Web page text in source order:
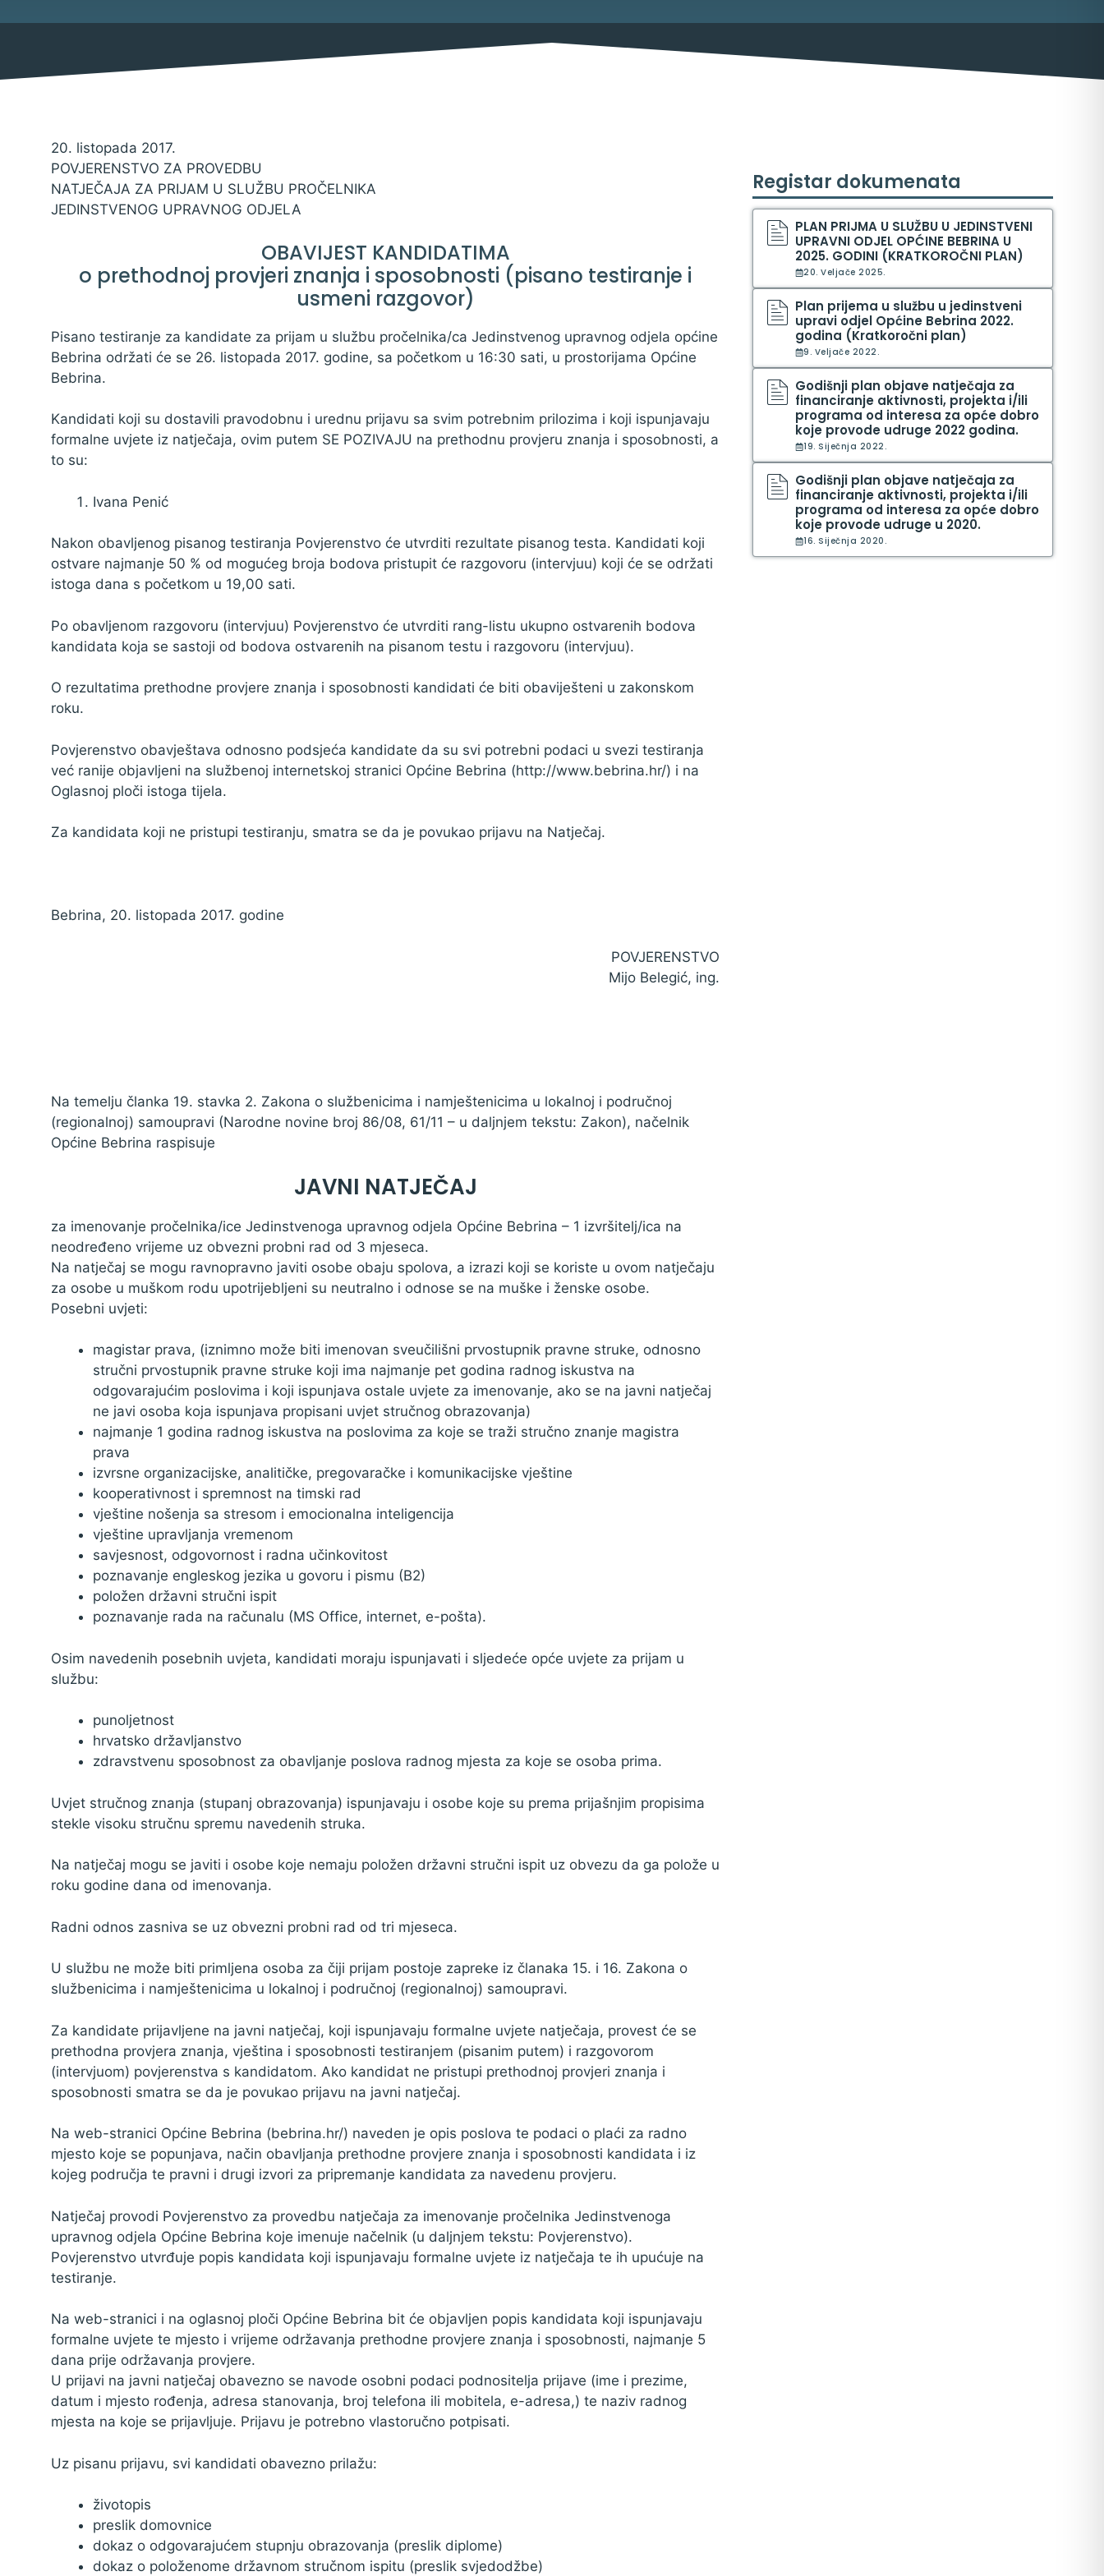
Savjet mladih Općine Bebrina
Imovina
Natječaji za zapošljavanje
Javni pozivi
20. listopada 2017.
POVJERENSTVO ZA PROVEDBU
NATJEČAJA ZA PRIJAM U SLUŽBU PROČELNIKA
JEDINSTVENOG UPRAVNOG ODJELA
OBAVIJEST KANDIDATIMA
o prethodnoj provjeri znanja i sposobnosti (pisano testiranje i
usmeni razgovor)
Pisano testiranje za kandidate za prijam u službu pročelnika/ca Jedinstvenog upravnog odjela općine
Bebrina održati će se 26. listopada 2017. godine, sa početkom u 16:30 sati, u prostorijama Općine
Bebrina.
Kandidati koji su dostavili pravodobnu i urednu prijavu sa svim potrebnim prilozima i koji ispunjavaju
formalne uvjete iz natječaja, ovim putem SE POZIVAJU na prethodnu provjeru znanja i sposobnosti, a
to su:
Ivana Penić
Nakon obavljenog pisanog testiranja Povjerenstvo će utvrditi rezultate pisanog testa. Kandidati koji
ostvare najmanje 50 % od mogućeg broja bodova pristupit će razgovoru (intervjuu) koji će se održati
istoga dana s početkom u 19,00 sati.
Po obavljenom razgovoru (intervjuu) Povjerenstvo će utvrditi rang-listu ukupno ostvarenih bodova
kandidata koja se sastoji od bodova ostvarenih na pisanom testu i razgovoru (intervjuu).
O rezultatima prethodne provjere znanja i sposobnosti kandidati će biti obaviješteni u zakonskom
roku.
Povjerenstvo obavještava odnosno podsjeća kandidate da su svi potrebni podaci u svezi testiranja
već ranije objavljeni na službenoj internetskoj stranici Općine Bebrina (http://www.bebrina.hr/) i na
Oglasnoj ploči istoga tijela.
Za kandidata koji ne pristupi testiranju, smatra se da je povukao prijavu na Natječaj.
Bebrina, 20. listopada 2017. godine
POVJERENSTVO
Mijo Belegić, ing.
Na temelju članka 19. stavka 2. Zakona o službenicima i namještenicima u lokalnoj i područnoj
(regionalnoj) samoupravi (Narodne novine broj 86/08, 61/11 – u daljnjem tekstu: Zakon), načelnik
Općine Bebrina raspisuje
JAVNI NATJEČAJ
za imenovanje pročelnika/ice Jedinstvenoga upravnog odjela Općine Bebrina – 1 izvršitelj/ica na
neodređeno vrijeme uz obvezni probni rad od 3 mjeseca.
Na natječaj se mogu ravnopravno javiti osobe obaju spolova, a izrazi koji se koriste u ovom natječaju
za osobe u muškom rodu upotrijebljeni su neutralno i odnose se na muške i ženske osobe.
Posebni uvjeti:
magistar prava, (iznimno može biti imenovan sveučilišni prvostupnik pravne struke, odnosno
stručni prvostupnik pravne struke koji ima najmanje pet godina radnog iskustva na
odgovarajućim poslovima i koji ispunjava ostale uvjete za imenovanje, ako se na javni natječaj
ne javi osoba koja ispunjava propisani uvjet stručnog obrazovanja)
najmanje 1 godina radnog iskustva na poslovima za koje se traži stručno znanje magistra
prava
izvrsne organizacijske, analitičke, pregovaračke i komunikacijske vještine
kooperativnost i spremnost na timski rad
vještine nošenja sa stresom i emocionalna inteligencija
vještine upravljanja vremenom
savjesnost, odgovornost i radna učinkovitost
poznavanje engleskog jezika u govoru i pismu (B2)
položen državni stručni ispit
poznavanje rada na računalu (MS Office, internet, e-pošta).
Osim navedenih posebnih uvjeta, kandidati moraju ispunjavati i sljedeće opće uvjete za prijam u
službu:
punoljetnost
hrvatsko državljanstvo
zdravstvenu sposobnost za obavljanje poslova radnog mjesta za koje se osoba prima.
Uvjet stručnog znanja (stupanj obrazovanja) ispunjavaju i osobe koje su prema prijašnjim propisima
stekle visoku stručnu spremu navedenih struka.
Na natječaj mogu se javiti i osobe koje nemaju položen državni stručni ispit uz obvezu da ga polože u
roku godine dana od imenovanja.
Radni odnos zasniva se uz obvezni probni rad od tri mjeseca.
U službu ne može biti primljena osoba za čiji prijam postoje zapreke iz članaka 15. i 16. Zakona o
službenicima i namještenicima u lokalnoj i područnoj (regionalnoj) samoupravi.
Za kandidate prijavljene na javni natječaj, koji ispunjavaju formalne uvjete natječaja, provest će se
prethodna provjera znanja, vještina i sposobnosti testiranjem (pisanim putem) i razgovorom
(intervjuom) povjerenstva s kandidatom. Ako kandidat ne pristupi prethodnoj provjeri znanja i
sposobnosti smatra se da je povukao prijavu na javni natječaj.
Na web-stranici Općine Bebrina (bebrina.hr/) naveden je opis poslova te podaci o plaći za radno
mjesto koje se popunjava, način obavljanja prethodne provjere znanja i sposobnosti kandidata i iz
kojeg područja te pravni i drugi izvori za pripremanje kandidata za navedenu provjeru.
Natječaj provodi Povjerenstvo za provedbu natječaja za imenovanje pročelnika Jedinstvenoga
upravnog odjela Općine Bebrina koje imenuje načelnik (u daljnjem tekstu: Povjerenstvo).
Povjerenstvo utvrđuje popis kandidata koji ispunjavaju formalne uvjete iz natječaja te ih upućuje na
testiranje.
Na web-stranici i na oglasnoj ploči Općine Bebrina bit će objavljen popis kandidata koji ispunjavaju
formalne uvjete te mjesto i vrijeme održavanja prethodne provjere znanja i sposobnosti, najmanje 5
dana prije održavanja provjere.
U prijavi na javni natječaj obavezno se navode osobni podaci podnositelja prijave (ime i prezime,
datum i mjesto rođenja, adresa stanovanja, broj telefona ili mobitela, e-adresa,) te naziv radnog
mjesta na koje se prijavljuje. Prijavu je potrebno vlastoručno potpisati.
Uz pisanu prijavu, svi kandidati obavezno prilažu:
životopis
preslik domovnice
dokaz o odgovarajućem stupnju obrazovanja (preslik diplome)
dokaz o položenome državnom stručnom ispitu (preslik svjedodžbe)
Registar dokumenata
PLAN PRIJMA U SLUŽBU U JEDINSTVENI
UPRAVNI ODJEL OPĆINE BEBRINA U
2025. GODINI (KRATKOROČNI PLAN)
20. Veljače 2025.
Plan prijema u službu u jedinstveni
upravi odjel Općine Bebrina 2022.
godina (Kratkoročni plan)
9. Veljače 2022.
Godišnji plan objave natječaja za
financiranje aktivnosti, projekta i/ili
programa od interesa za opće dobro
koje provode udruge 2022 godina.
19. Siječnja 2022.
Godišnji plan objave natječaja za
financiranje aktivnosti, projekta i/ili
programa od interesa za opće dobro
koje provode udruge u 2020.
16. Siječnja 2020.